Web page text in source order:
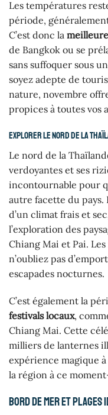
Les températures
période,
C’est donc la
de Bangkok ou se
sans suffoquer sous
soyez adepte de
nature, novembre
propices à toutes vos
Explorer le nord de la
Le nord de la
verdoyantes et ses
incontournable pour
autre facette du
d’un climat frais et
l’exploration des
Chiang Mai et Pai.
n’oubliez pas
escapades nocturnes.
C’est également la
festivals locaux,
Chiang Mai. Cette
milliers de lanternes
expérience magique
la région à ce
Bord de mer et